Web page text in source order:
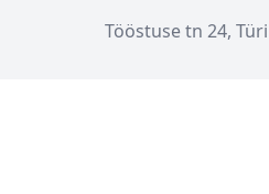
Tööstuse tn 24,